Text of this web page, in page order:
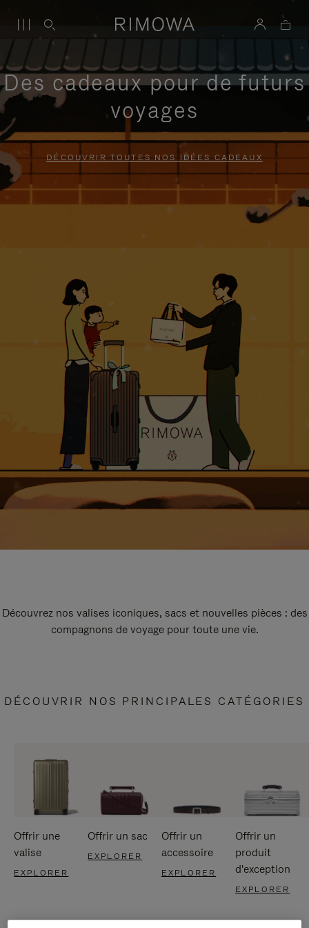
Des cadeaux pour de futurs
voyages
DÉCOUVRIR TOUTES NOS IDÉES CADEAUX
Découvrez nos valises iconiques, sacs et nouvelles pièces : des
compagnons de voyage pour toute une vie.
DÉCOUVRIR NOS PRINCIPALES CATÉGORIES
Offrir une
valise
EXPLORER
Offrir un sac
EXPLORER
Offrir un
accessoire
EXPLORER
Offrir un
produit
d'exception
EXPLORER